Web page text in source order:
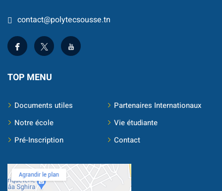
contact@polytecsousse.tn
TOP MENU
Documents utiles
Partenaires Internationaux
Notre école
Vie étudiante
Pré-Inscription
Contact